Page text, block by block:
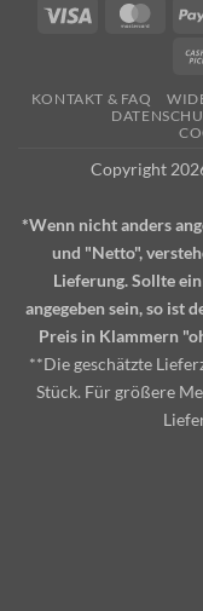
Visa
KONTAKT & FAQ
Copyright
*Wenn nicht anders
und "Netto",
Lieferung. Sollte
angegeben sein, so ist
Preis in Klammern
**Die geschätzte
Stück. Für größere